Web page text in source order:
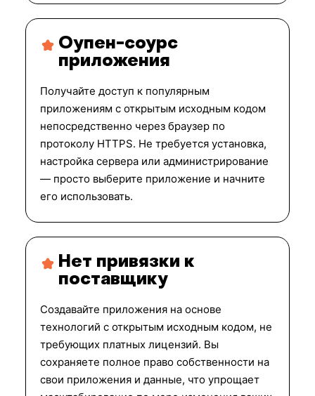
Оупен-соурс
приложения
Получайте доступ к популярным
приложениям с открытым исходным кодом
непосредственно через браузер по
протоколу HTTPS. Не требуется установка,
настройка сервера или администрирование
— просто выберите приложение и начните
его использовать.
Нет привязки к
поставщику
Создавайте приложения на основе
технологий с открытым исходным кодом, не
требующих платных лицензий. Вы
сохраняете полное право собственности на
свои приложения и данные, что упрощает